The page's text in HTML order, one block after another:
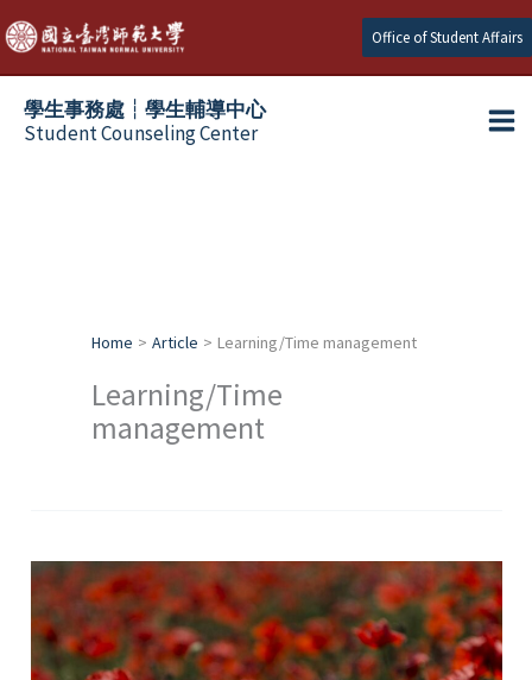
Skip
to
content
Office of Student Affairs
學生事務處┆學生輔導中心
Student Counseling Center
Home Article Learning/Time management
Learning/Time
management